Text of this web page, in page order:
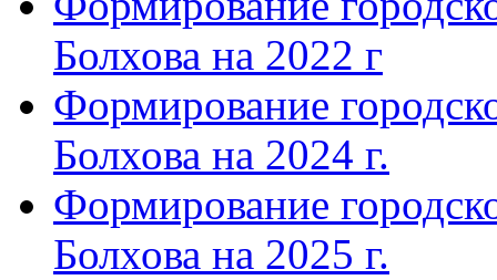
Болхова на 2022 г
Формирование
Болхова на 2024 г.
Формирование
Болхова на 2025 г.